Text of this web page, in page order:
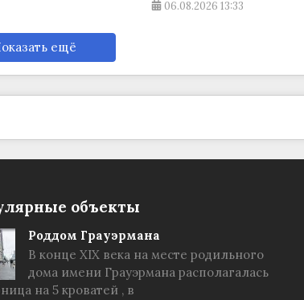
06.08.2026 13:33
ещё
объекты
Роддом Грауэрмана
В конце XIX века на месте родильного
дома имени Грауэрмана располагалась
на 5 кроватей , в